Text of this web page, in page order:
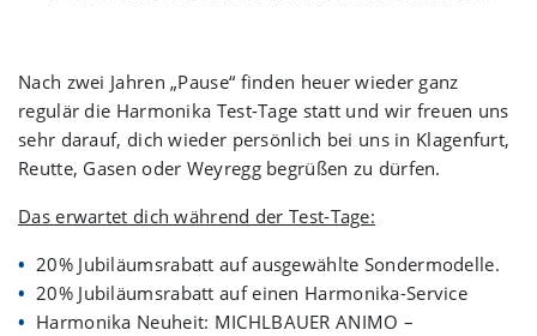
Nach zwei Jahren „Pause“ finden heuer wieder ganz
regulär die Harmonika Test-Tage statt und wir freuen uns
sehr darauf, dich wieder persönlich bei uns in Klagenfurt,
Reutte, Gasen oder Weyregg begrüßen zu dürfen.
Das erwartet dich während der Test-Tage:
20% Jubiläumsrabatt auf ausgewählte Sondermodelle.
20% Jubiläumsrabatt auf einen Harmonika-Service
Harmonika Neuheit: MICHLBAUER ANIMO –